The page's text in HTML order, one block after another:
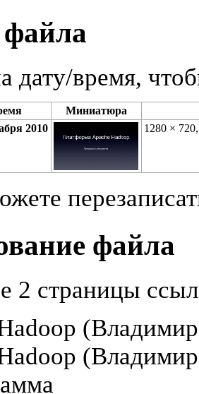
дату/время,
Миниатюра
2010 1280 ×
файла
2 страницы